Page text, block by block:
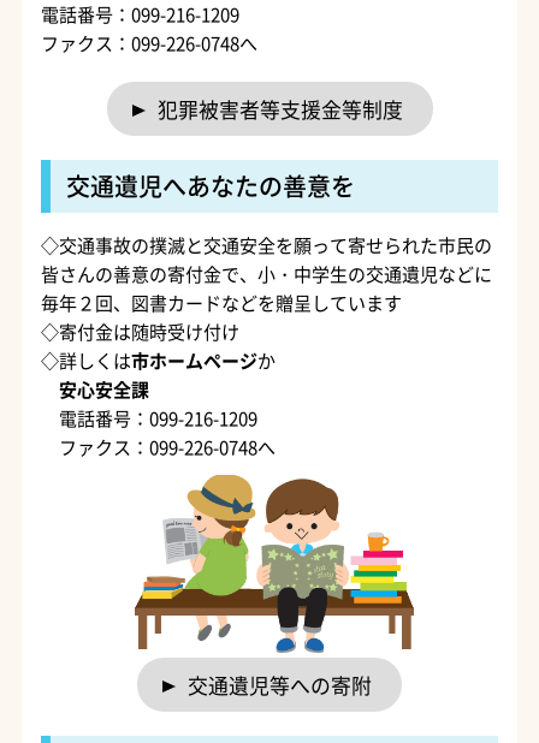
電話番号：099-216-1209
ファクス：099-226-0748へ
犯罪被害者等支援金等制度
交通遺児へあなたの善意を
◇交通事故の撲滅と交通安全を願って寄せられた市民の
皆さんの善意の寄付金で、小・中学生の交通遺児などに
毎年２回、図書カードなどを贈呈しています
◇寄付金は随時受け付け
◇詳しくは市ホームページか
安心安全課
電話番号：099-216-1209
ファクス：099-226-0748へ
交通遺児等への寄附